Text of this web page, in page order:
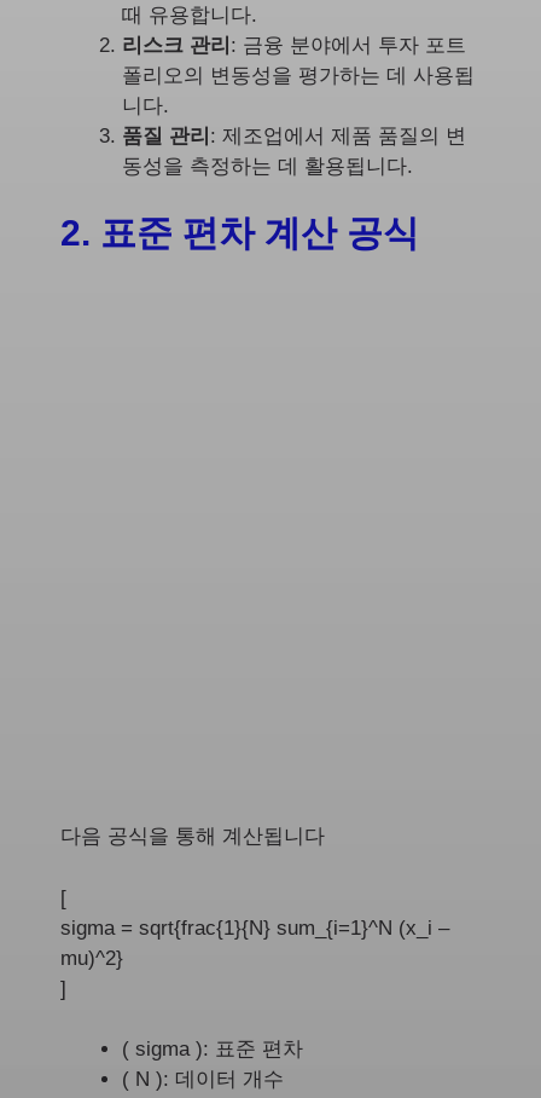
때 유용합니다.
리스크 관리 : 금융 분야에서 투자 포트
폴리오의 변동성을 평가하는 데 사용됩
니다.
품질 관리 : 제조업에서 제품 품질의 변
동성을 측정하는 데 활용됩니다.
2. 표준 편차 계산 공식
다음 공식을 통해 계산됩니다
[
sigma = sqrt{frac{1}{N} sum_{i=1}^N (x_i –
mu)^2}
]
( sigma ): 표준 편차
( N ): 데이터 개수